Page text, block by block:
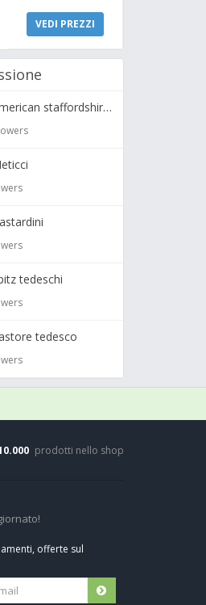
VEDI PREZZI
Gruppo American staffordshire terrier ( amstaff, amastaff )
tedeschi
tedesco
prodotti nello shop
offerte sul